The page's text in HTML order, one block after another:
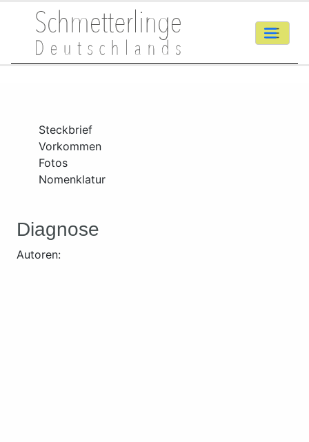
Steckbrief
Vorkommen
Fotos
Nomenklatur
Diagnose
Autoren: